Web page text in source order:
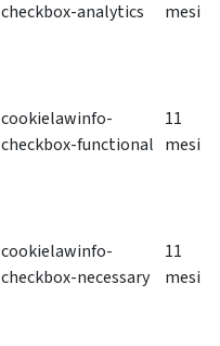
checkbox-analytics
mesi
cookielawinfo-
checkbox-functional
11
mesi
cookielawinfo-
checkbox-necessary
11
mesi